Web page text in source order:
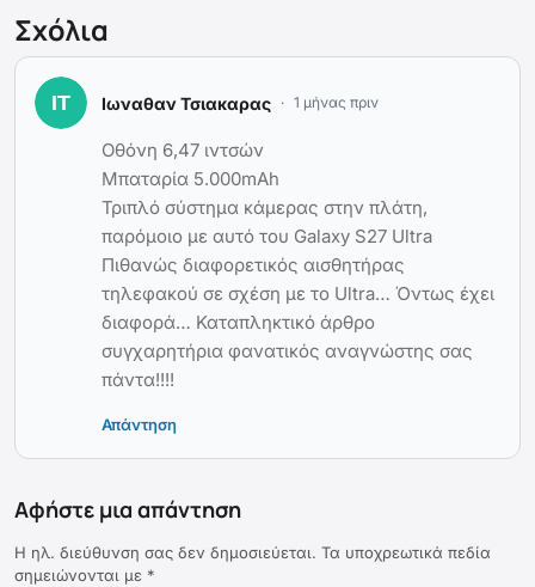
Σχόλια
Ιωναθαν Τσιακαρας 1 μήνας πριν
Οθόνη 6,47 ιντσών
Μπαταρία 5.000mAh
Τριπλό σύστημα κάμερας στην πλάτη,
παρόμοιο με αυτό του Galaxy S27 Ultra
Πιθανώς διαφορετικός αισθητήρας
τηλεφακού σε σχέση με το Ultra… Όντως έχει
διαφορά… Καταπληκτικό άρθρο
συγχαρητήρια φανατικός αναγνώστης σας
πάντα!!!!
Απάντηση
Αφήστε μια απάντηση
Η ηλ. διεύθυνση σας δεν δημοσιεύεται. Τα υποχρεωτικά πεδία
σημειώνονται με *